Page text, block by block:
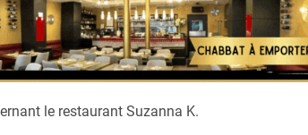
le restaurant Suzanna K.